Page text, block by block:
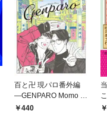
百と卍 現パロ番外編
—GENPARO Momo a
nd Manji in Reiwa—
440